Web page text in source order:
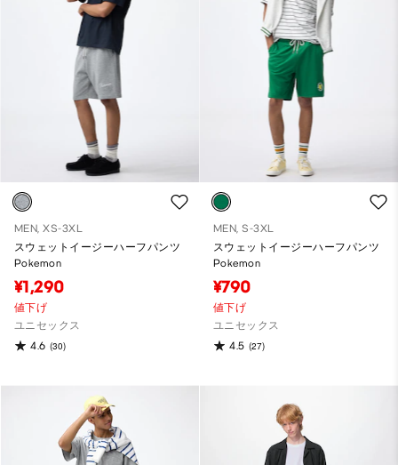
MEN, XS-3XL
スウェットイージーハーフパンツ
Pokemon
¥1,290
値下げ
ユニセックス
4.6 (30)
MEN, S-3XL
スウェットイージーハーフパンツ
Pokemon
¥790
値下げ
ユニセックス
4.5 (27)